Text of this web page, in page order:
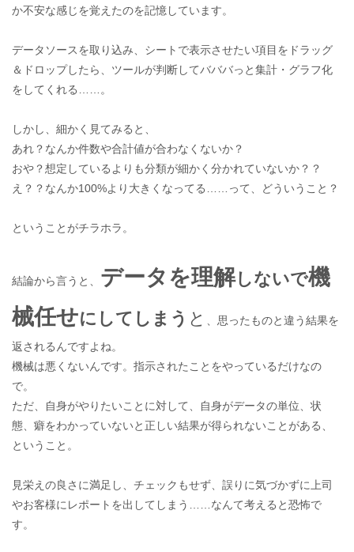
か不安な感じを覚えたのを記憶しています。
データソースを取り込み、シートで表示させたい項目をドラッグ
＆ドロップしたら、ツールが判断してバババっと集計・グラフ化
をしてくれる……。
しかし、細かく見てみると、
あれ？なんか件数や合計値が合わなくないか？
おや？想定しているよりも分類が細かく分かれていないか？？
え？？なんか100%より大きくなってる……って、どういうこと？
ということがチラホラ。
結論から言うと、 データを理解しないで機
械任せにしてしまう と 、思ったものと違う結果を
返されるんですよね。
機械は悪くないんです。指示されたことをやっているだけなの
で。
ただ、自身がやりたいことに対して、自身がデータの単位、状
態、癖をわかっていないと正しい結果が得られないことがある、
ということ。
見栄えの良さに満足し、チェックもせず、誤りに気づかずに上司
やお客様にレポートを出してしまう……なんて考えると恐怖で
す。